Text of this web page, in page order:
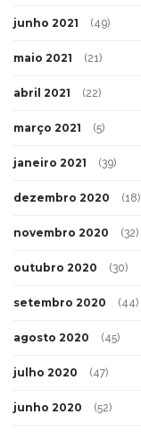
junho 2021 (49)
maio 2021 (21)
abril 2021 (22)
março 2021 (5)
janeiro 2021 (39)
dezembro 2020 (18)
novembro 2020 (32)
outubro 2020 (30)
setembro 2020 (44)
agosto 2020 (45)
julho 2020 (47)
junho 2020 (52)